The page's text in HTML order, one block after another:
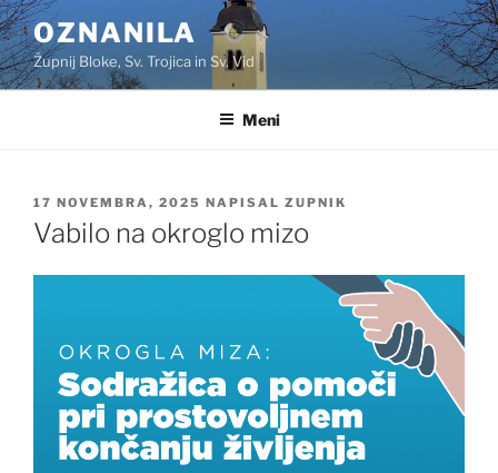
Skoči
na
vsebino
OZNANILA
Župnij Bloke, Sv. Trojica in Sv. Vid
Meni
OBJAVLJENO
DNE
17 NOVEMBRA, 2025 NAPISAL ZUPNIK
Vabilo na okroglo mizo